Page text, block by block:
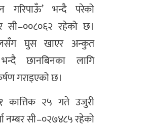
गरिपाऊँ’ भन्दै परेको
सी–००८०६२ रहेको छ।
घुस खाएर अन्कुत
छानबिनका लागि
गराइएको छ।
कात्तिक २५ गते उजुरी
नम्बर सी–०२७४८५ रहेको